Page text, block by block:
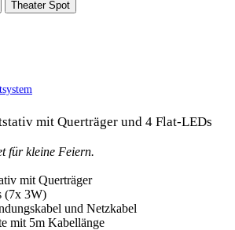
2x 2,5x
mit Querträger und 4 Flat-LEDs
für kleine Feiern.
mit Querträger
(7x 3W)
und Netzkabel
mit 5m Kabellänge